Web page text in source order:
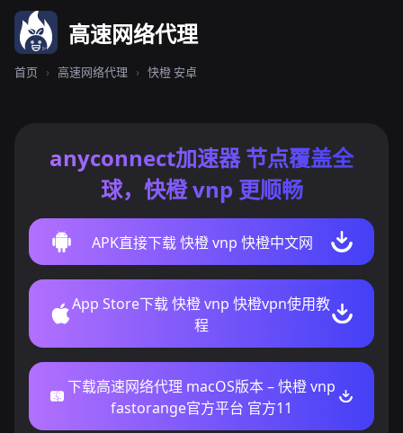
高速网络代理
首页 › 高速网络代理 › 快橙 安卓
anyconnect加速器 节点覆盖全
球，快橙 vnp 更顺畅
APK直接下载 快橙 vnp 快橙中文网
App Store下载 快橙 vnp 快橙vpn使用教
程
下载高速网络代理 macOS版本 – 快橙 vnp
fastorange官方平台 官方11